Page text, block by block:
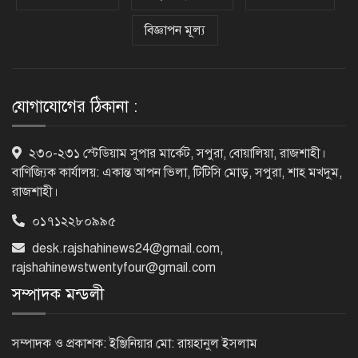
নগরীকে মাদকমুক্ত ও বিভিন্ন অপরাধমুক্ত
করতে পুলিশের বিশেষ অভিযানে
গ্রেপ্তার-২২
মাদক ব্যবসায়ী গ্রেপ্তার
পুনঃপ্রতিষ্ঠার দিন: প্রধানমন্ত্রী
বিজ্ঞাপন মূল্য
যোগাযোগের ঠিকানা :
২৩০-২৩১ স্টেডিয়াম সুপার মার্কেট, সপুরা, বোয়ালিয়া, রাজশাহী।
বাণিজ্যিক কার্যালয়: একান্ত আপন ভিলা, টিটিসি মোড়, সপুরা, শাহ মখদুম,
রাজশাহী।
০১৭১২২৮০৯৯৫
desk.rajshahinews24@gmail.com,
rajshahinewstwentyfour@gmail.com
সম্পাদক মন্ডলী
সম্পাদক ও প্রকাশক: ইঞ্জিনিয়ার মো: রায়হানুল ইসলাম